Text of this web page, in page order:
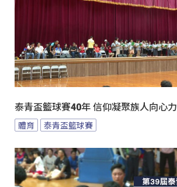
泰青盃籃球賽40年 信仰凝聚族人向心力
體育 泰青盃籃球賽